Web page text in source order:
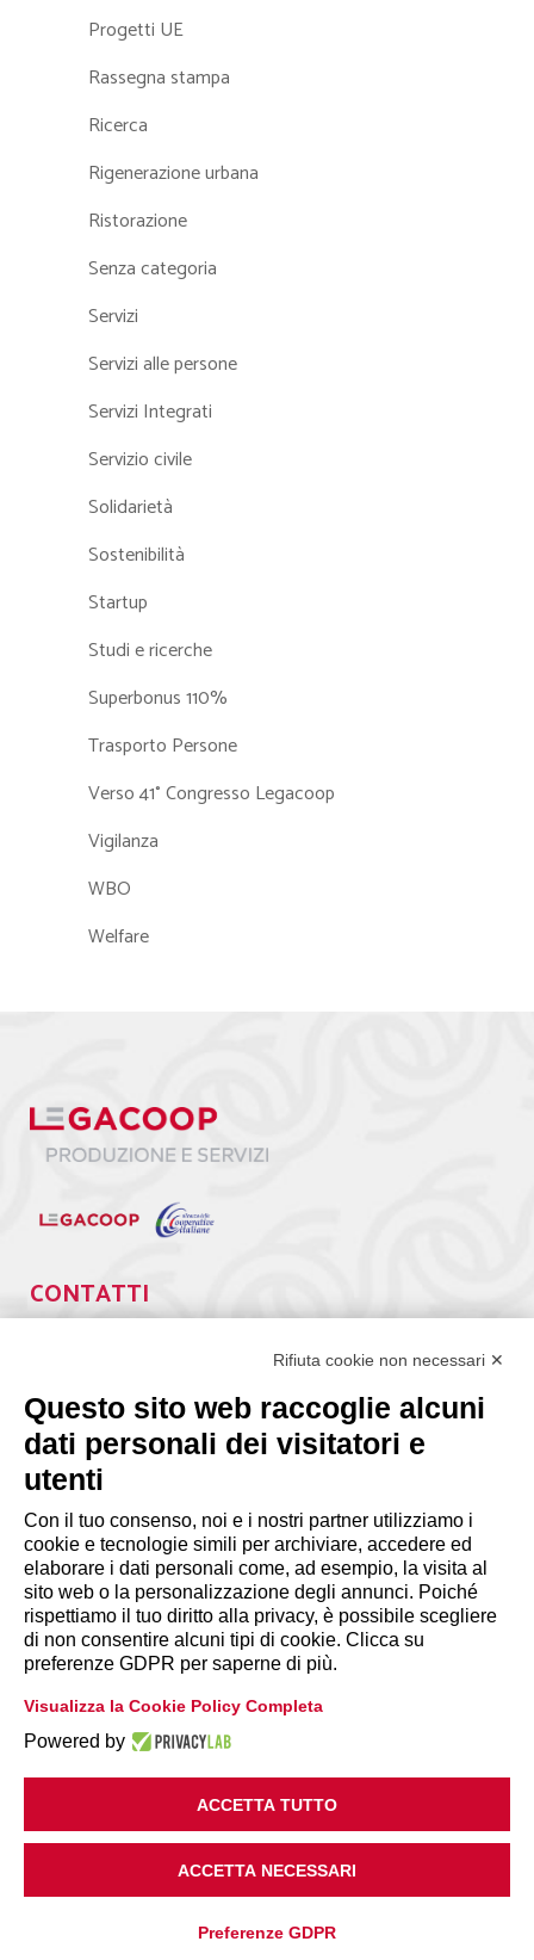
Progetti UE
Rassegna stampa
Ricerca
Rigenerazione urbana
Ristorazione
Senza categoria
Servizi
Servizi alle persone
Servizi Integrati
Servizio civile
Solidarietà
Sostenibilità
Startup
Studi e ricerche
Superbonus 110%
Trasporto Persone
Verso 41° Congresso Legacoop
Vigilanza
WBO
Welfare
CONTATTI
segreteria@lps.coop
INFORMAZIONI
Disclaimer
Privacy Policy
Cookie Policy|Modifica preferenze
Copyright 2018 Legacoop Produzione e Servizi
Rifiuta cookie non necessari ✕
Questo sito web raccoglie alcuni
dati personali dei visitatori e
utenti
Con il tuo consenso, noi e i nostri partner utilizziamo i
cookie e tecnologie simili per archiviare, accedere ed
elaborare i dati personali come, ad esempio, la visita al
sito web o la personalizzazione degli annunci. Poiché
rispettiamo il tuo diritto alla privacy, è possibile scegliere
di non consentire alcuni tipi di cookie. Clicca su
preferenze GDPR per saperne di più.
Visualizza la Cookie Policy Completa
Powered by
ACCETTA TUTTO
ACCETTA NECESSARI
Preferenze GDPR